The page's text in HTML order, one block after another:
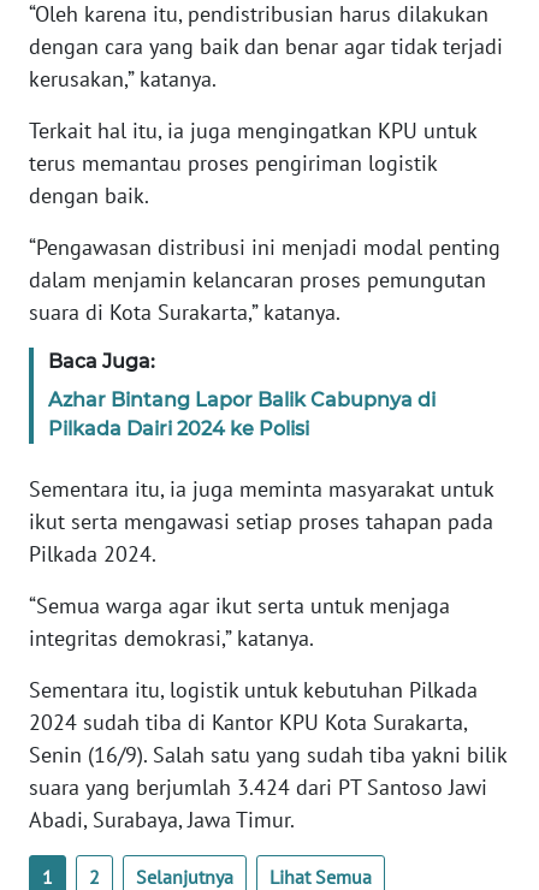
“Oleh karena itu, pendistribusian harus dilakukan
dengan cara yang baik dan benar agar tidak terjadi
kerusakan,” katanya.
Terkait hal itu, ia juga mengingatkan KPU untuk
terus memantau proses pengiriman logistik
dengan baik.
“Pengawasan distribusi ini menjadi modal penting
dalam menjamin kelancaran proses pemungutan
suara di Kota Surakarta,” katanya.
Baca Juga:
Azhar Bintang Lapor Balik Cabupnya di
Pilkada Dairi 2024 ke Polisi
Sementara itu, ia juga meminta masyarakat untuk
ikut serta mengawasi setiap proses tahapan pada
Pilkada 2024.
“Semua warga agar ikut serta untuk menjaga
integritas demokrasi,” katanya.
Sementara itu, logistik untuk kebutuhan Pilkada
2024 sudah tiba di Kantor KPU Kota Surakarta,
Senin (16/9). Salah satu yang sudah tiba yakni bilik
suara yang berjumlah 3.424 dari PT Santoso Jawi
Abadi, Surabaya, Jawa Timur.
1 2 Selanjutnya Lihat Semua
DISCLAIMER
Wahana
Regional
WN
WN
JAKARTA
JABAR
BANTEN
WN
WN
WN
PAPUA
WN
BARAT